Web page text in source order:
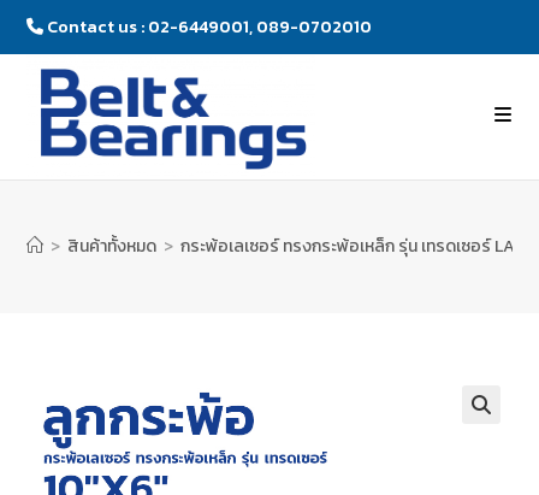
Contact us : 02-6449001, 089-0702010
> สินค้าทั้งหมด > กระพ้อเลเซอร์ ทรงกระพ้อเหล็ก รุ่น เทรดเซอร์